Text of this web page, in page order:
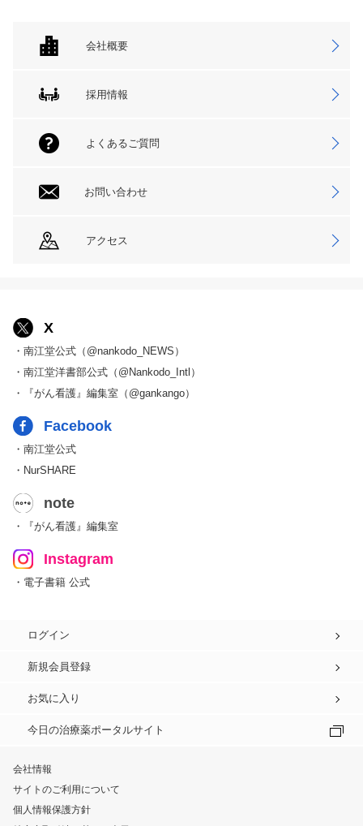
会社概要
採用情報
よくあるご質問
お問い合わせ
アクセス
X
・南江堂公式（@nankodo_NEWS）
・南江堂洋書部公式（@Nankodo_Intl）
・『がん看護』編集室（@gankango）
Facebook
・南江堂公式
・NurSHARE
note
・『がん看護』編集室
Instagram
・電子書籍 公式
ログイン
新規会員登録
お気に入り
今日の治療薬ポータルサイト
会社情報
サイトのご利用について
個人情報保護方針